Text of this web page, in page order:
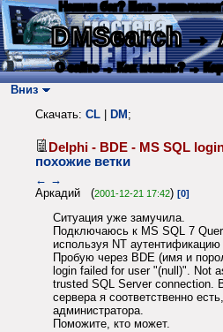
Нашли баг? Есть
DMSearch→
О сайте → Как искать? →
Вниз
Скачать: CL DM ;
Delphi - BDE - MS SQL
похожие ветки
← →
Аркадий (2001-12-21 17:42) [0]
Ситуация уже замучила.
Подключаюсь к MS SQL 7
используя NT
Пробую через BDE (имя и
login failed for user "(null)". Not
trusted SQL Server connection.
сервера я соответственно
администратора.
Поможите, кто может.